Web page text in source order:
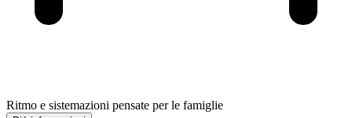
Ritmo e sistemazioni pensate per le famiglie